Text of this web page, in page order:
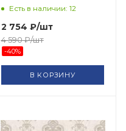
Есть в наличии: 12
2 754 ₽/шт
4 590₽/шт
-40%
В КОРЗИНУ